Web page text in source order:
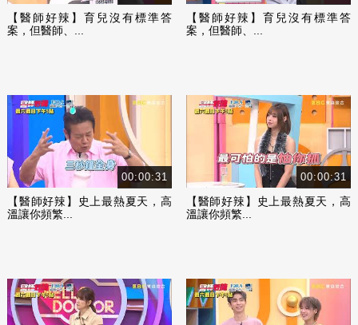
【醫師好辣】育兒沒有標準答
案，但醫師、...
【醫師好辣】育兒沒有標準答
案，但醫師、...
00:00:31
【醫師好辣】史上最熱夏天，高
溫讓你頻繁...
00:00:31
【醫師好辣】史上最熱夏天，高
溫讓你頻繁...